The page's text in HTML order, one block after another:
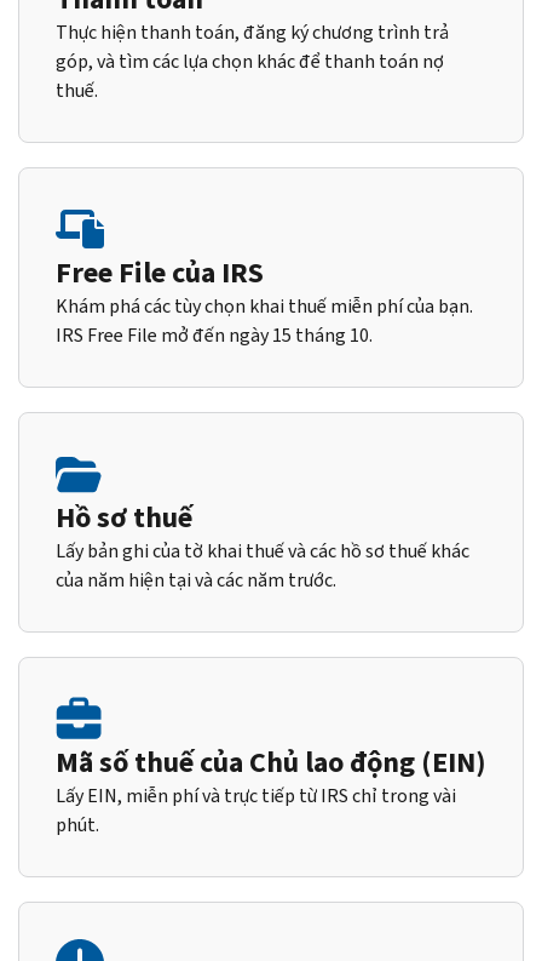
Thực hiện thanh toán, đăng ký chương trình trả
góp, và tìm các lựa chọn khác để thanh toán nợ
thuế.
Free File của IRS
Khám phá các tùy chọn khai thuế miễn phí của bạn.
IRS Free File mở đến ngày 15 tháng 10.
Hồ sơ thuế
Lấy bản ghi của tờ khai thuế và các hồ sơ thuế khác
của năm hiện tại và các năm trước.
Mã số thuế của Chủ lao động (EIN)
Lấy EIN, miễn phí và trực tiếp từ IRS chỉ trong vài
phút.